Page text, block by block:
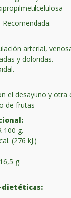
Recomendada.
arterial,
y doloridas.
el desayuno y otra
de frutas.
100 g.
(276 kJ.)
g.
dietéticas: